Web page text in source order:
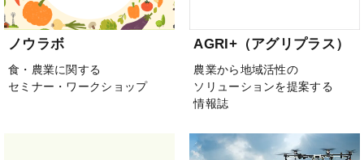
ノウラボ
食・農業に関する
セミナー・ワークショップ
AGRI+（アグリプラス）
農業から地域活性の
ソリューションを提案する
情報誌